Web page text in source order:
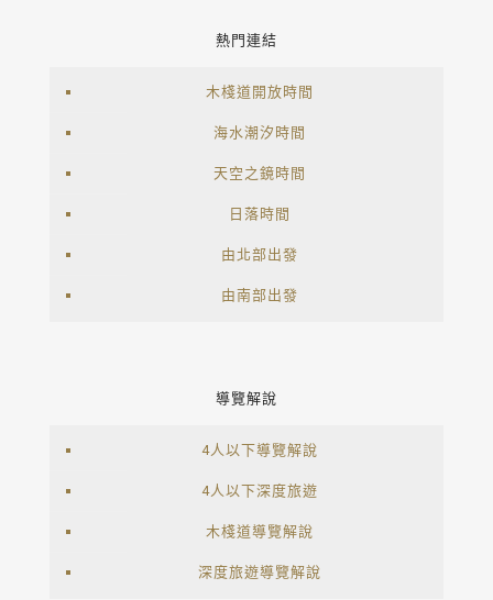
熱門連結
木棧道開放時間
海水潮汐時間
天空之鏡時間
日落時間
由北部出發
由南部出發
導覽解說
4人以下導覽解說
4人以下深度旅遊
木棧道導覽解說
深度旅遊導覽解說